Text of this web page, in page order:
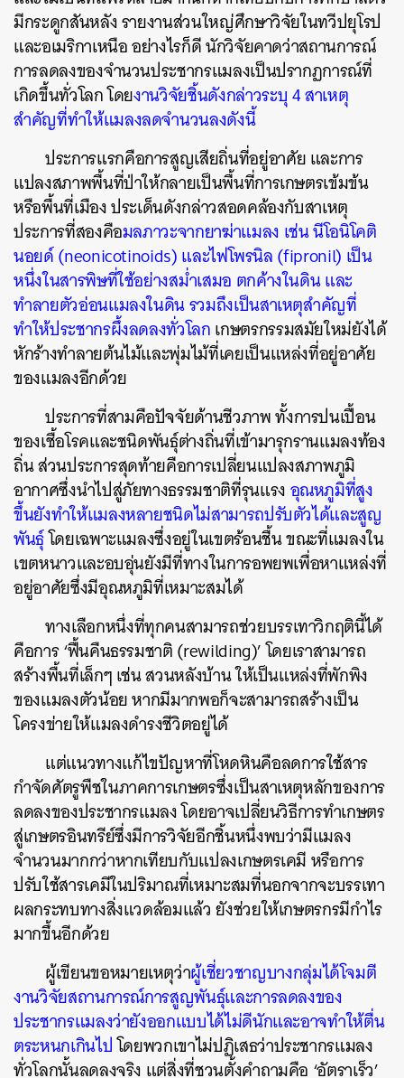
มีกระดูกสันหลัง รายงานส่วนใหญ่ศึกษาวิจัยในทวีปยุโรป
และอเมริกาเหนือ อย่างไรก็ดี นักวิจัยคาดว่าสถานการณ์
การลดลงของจำนวนประชากรแมลงเป็นปรากฏการณ์ที่
เกิดขึ้นทั่วโลก โดยงานวิจัยชิ้นดังกล่าวระบุ 4 สาเหตุ
สำคัญที่ทำให้แมลงลดจำนวนลงดังนี้
ประการแรกคือการสูญเสียถิ่นที่อยู่อาศัย และการ
แปลงสภาพพื้นที่ป่าให้กลายเป็นพื้นที่การเกษตรเข้มข้น
หรือพื้นที่เมือง ประเด็นดังกล่าวสอดคล้องกับสาเหตุ
ประการที่สองคือมลภาวะจากยาฆ่าแมลง เช่น นีโอนิโคติ
นอยด์ (neonicotinoids) และไฟโพรนิล (fipronil) เป็น
หนึ่งในสารพิษที่ใช้อย่างสม่ำเสมอ ตกค้างในดิน และ
ทำลายตัวอ่อนแมลงในดิน รวมถึงเป็นสาเหตุสำคัญที่
ทำให้ประชากรผึ้งลดลงทั่วโลกเกษตรกรรมสมัยใหม่ยังได้
หักร้างทำลายต้นไม้และพุ่มไม้ที่เคยเป็นแหล่งที่อยู่อาศัย
ของแมลงอีกด้วย
ประการที่สามคือปัจจัยด้านชีวภาพ ทั้งการปนเปื้อน
ของเชื้อโรคและชนิดพันธุ์ต่างถิ่นที่เข้ามารุกรานแมลงท้อง
ถิ่น ส่วนประการสุดท้ายคือการเปลี่ยนแปลงสภาพภูมิ
อากาศซึ่งนำไปสู่ภัยทางธรรมชาติที่รุนแรงอุณหภูมิที่สูง
ขึ้นยังทำให้แมลงหลายชนิดไม่สามารถปรับตัวได้และสูญ
พันธุ์โดยเฉพาะแมลงซึ่งอยู่ในเขตร้อนชื้น ขณะที่แมลงใน
เขตหนาวและอบอุ่นยังมีที่ทางในการอพยพเพื่อหาแหล่งที่
อยู่อาศัยซึ่งมีอุณหภูมิที่เหมาะสมได้
ทางเลือกหนึ่งที่ทุกคนสามารถช่วยบรรเทาวิกฤตินี้ได้
คือการ ‘ฟื้นคืนธรรมชาติ (rewilding)’ โดยเราสามารถ
สร้างพื้นที่เล็กๆ เช่น สวนหลังบ้าน ให้เป็นแหล่งที่พักพิง
ของแมลงตัวน้อย หากมีมากพอก็จะสามารถสร้างเป็น
โครงข่ายให้แมลงดำรงชีวิตอยู่ได้
แต่แนวทางแก้ไขปัญหาที่โหดหินคือลดการใช้สาร
กำจัดศัตรูพืชในภาคการเกษตรซึ่งเป็นสาเหตุหลักของการ
ลดลงของประชากรแมลง โดยอาจเปลี่ยนวิธีการทำเกษตร
สู่เกษตรอินทรีย์ซึ่งมีการวิจัยอีกชิ้นหนึ่งพบว่ามีแมลง
จำนวนมากกว่าหากเทียบกับแปลงเกษตรเคมี หรือการ
ปรับใช้สารเคมีในปริมาณที่เหมาะสมที่นอกจากจะบรรเทา
ผลกระทบทางสิ่งแวดล้อมแล้ว ยังช่วยให้เกษตรกรมีกำไร
มากขึ้นอีกด้วย
ผู้เขียนขอหมายเหตุว่าผู้เชี่ยวชาญบางกลุ่มได้โจมตี
งานวิจัยสถานการณ์การสูญพันธุ์และการลดลงของ
ประชากรแมลงว่ายังออกแบบได้ไม่ดีนักและอาจทำให้ตื่น
ตระหนกเกินไปโดยพวกเขาไม่ปฏิเสธว่าประชากรแมลง
ทั่วโลกนั้นลดลงจริง แต่สิ่งที่ชวนตั้งคำถามคือ ‘อัตราเร็ว’
ค้นหา
SHARE TWEET LINE EMAIL